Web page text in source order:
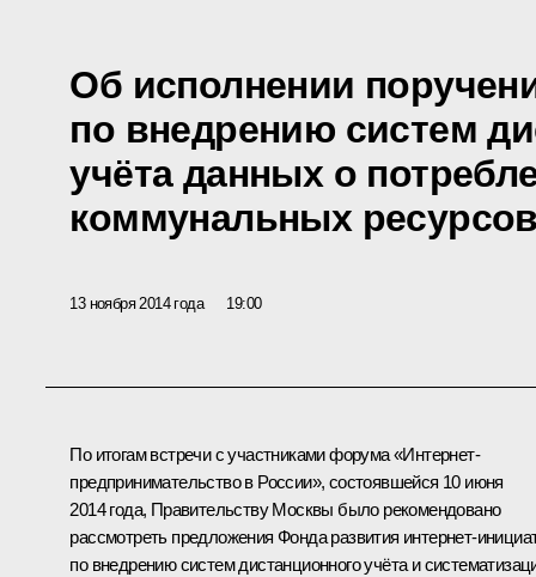
Об исполнении
по внедрению систем
учёта данных о
коммунальных
13 ноября 2014 года 19:00
По итогамвстречис участниками форума «Интернет-
предпринимательство в России», состоявшейся 10 июня
2014 года, Правительству Москвы было рекомендовано
рассмотреть предложения Фонда развития интернет-
по внедрению систем дистанционного учёта и